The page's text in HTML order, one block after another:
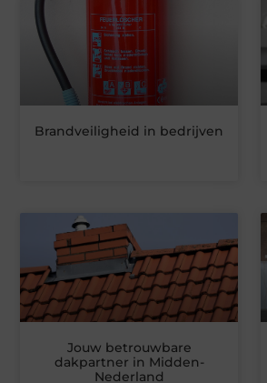
Brandveiligheid in bedrijven
Jouw betrouwbare
dakpartner in Midden-
Nederland